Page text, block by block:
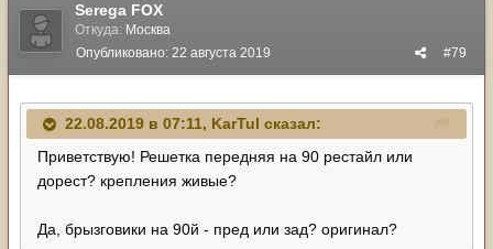
Serega FOX
Откуда: Москва
#79
Опубликовано: 22 августа 2019
22.08.2019 в 07:11, KarTul сказал:
Приветствую! Решетка передняя на 90 рестайл или
дорест? крепления живые?
Да, брызговики на 90й - пред или зад? оригинал?